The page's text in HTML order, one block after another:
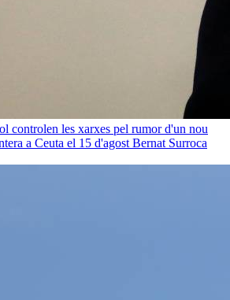
controlen les xarxes pel rumor d'un nou
a Ceuta el 15 d'agost Bernat Surroca